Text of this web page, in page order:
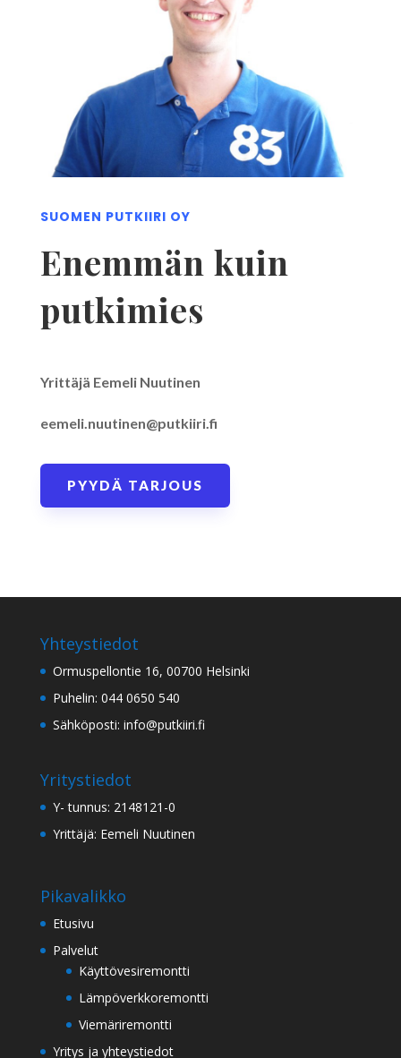
SUOMEN PUTKIIRI OY
Enemmän kuin
putkimies
Yrittäjä Eemeli Nuutinen
eemeli.nuutinen@putkiiri.fi
PYYDÄ TARJOUS
Yhteystiedot
Ormuspellontie 16, 00700 Helsinki
Puhelin: 044 0650 540
Sähköposti: info@putkiiri.fi
Yritystiedot
Y- tunnus: 2148121-0
Yrittäjä: Eemeli Nuutinen
Pikavalikko
Etusivu
Palvelut
Käyttövesiremontti
Lämpöverkkoremontti
Viemäriremontti
Yritys ja yhteystiedot